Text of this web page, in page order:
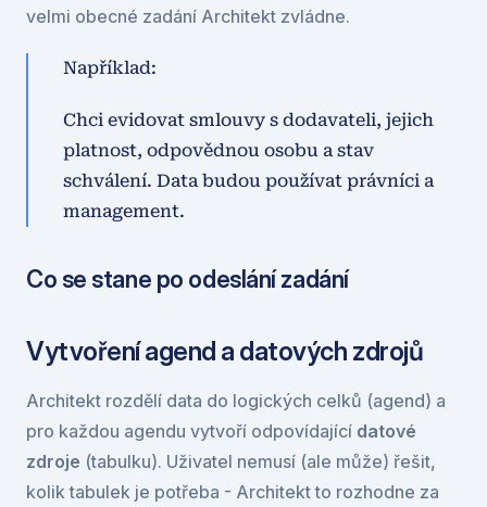
velmi obecné zadání Architekt zvládne.
Například:
Chci evidovat smlouvy s dodavateli, jejich
platnost, odpovědnou osobu a stav
schválení. Data budou používat právníci a
management.
Co se stane po odeslání zadání
Vytvoření agend a datových zdrojů
Architekt rozdělí data do logických celků (agend) a
pro každou agendu vytvoří odpovídající datové
zdroje (tabulku). Uživatel nemusí (ale může) řešit,
kolik tabulek je potřeba - Architekt to rozhodne za